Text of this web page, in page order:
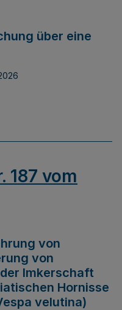
über eine
187 vom
von
von
Imkerschaft
Hornisse
velutina)